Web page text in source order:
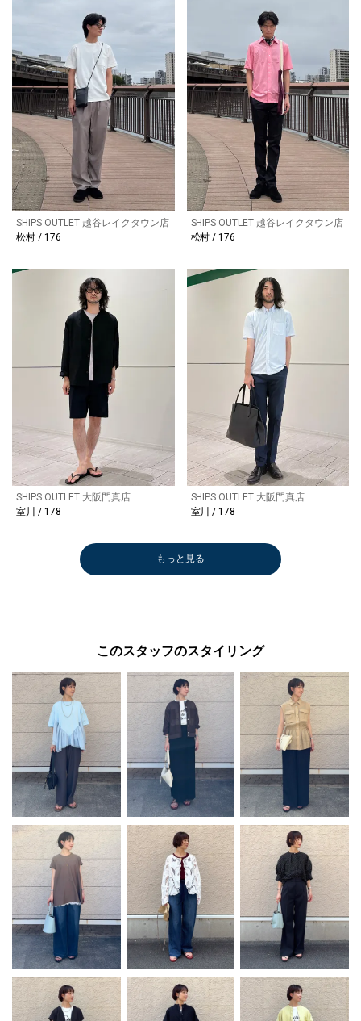
SHIPS OUTLET 越谷レイクタウン店
松村 / 176
SHIPS OUTLET 越谷レイクタウン店
松村 / 176
SHIPS OUTLET 大阪門真店
室川 / 178
SHIPS OUTLET 大阪門真店
室川 / 178
もっと見る
このスタッフのスタイリング